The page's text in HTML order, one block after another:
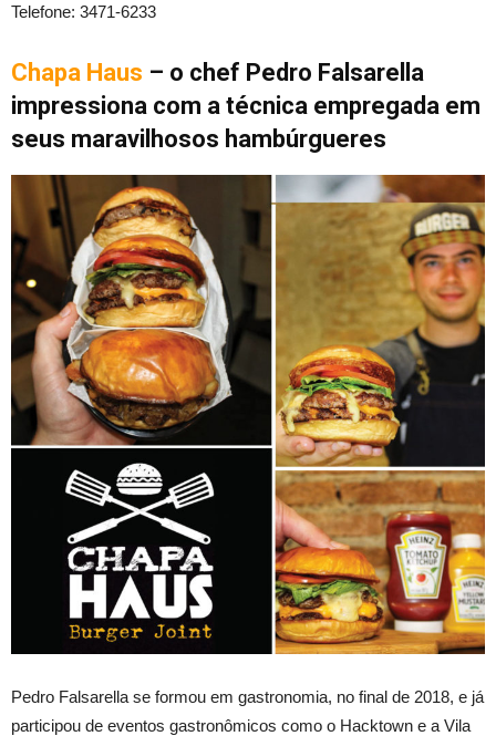
Telefone: 3471-6233
Chapa Haus – o chef Pedro Falsarella
impressiona com a técnica empregada em
seus maravilhosos hambúrgueres
Pedro Falsarella se formou em gastronomia, no final de 2018, e já
participou de eventos gastronômicos como o Hacktown e a Vila